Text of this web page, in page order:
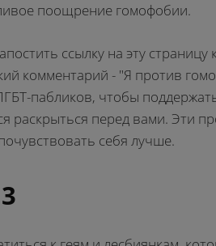
поощрение гомофобии.
ссылку на эту
комментарий - "Я против
пабликов, чтобы
раскрыться перед вами. Эти
себя лучше.